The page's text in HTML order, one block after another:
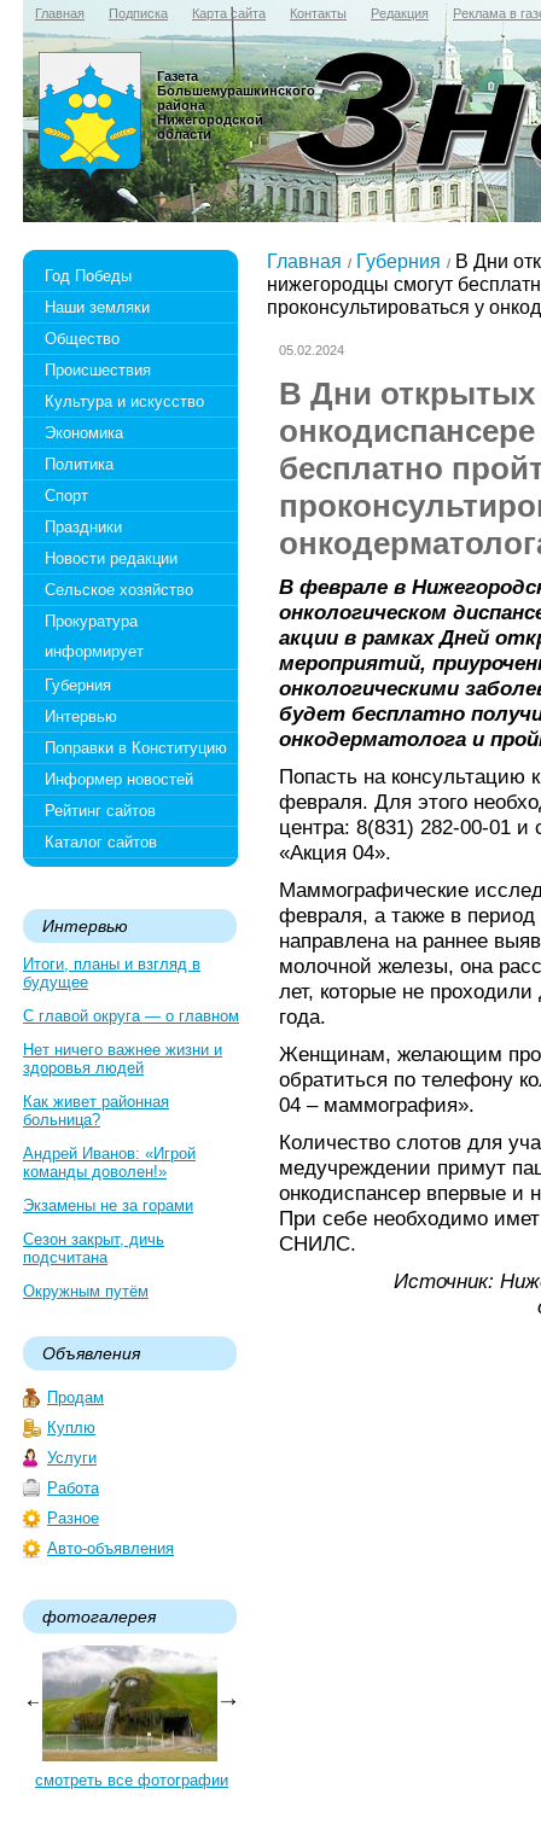
Главная Подписка Карта сайта Контакты Редакция Реклама в
Газета
Большемурашкинского
района
Нижегородской
области
Год Победы
Наши земляки
Общество
Происшествия
Культура и искусство
Экономика
Политика
Спорт
Праздники
Новости редакции
Сельское хозяйство
Прокуратура
информирует
Губерния
Интервью
Поправки в Конституцию
Информер новостей
Рейтинг сайтов
Каталог сайтов
Интервью
Итоги, планы и взгляд в
будущее
С главой округа — о главном
Нет ничего важнее жизни и
здоровья людей
Как живет районная
больница?
Андрей Иванов: «Игрой
команды доволен!»
Экзамены не за горами
Сезон закрыт, дичь
подсчитана
Окружным путём
Объявления
Продам
Куплю
Услуги
Работа
Разное
Авто-объявления
фотогалерея
смотреть все фотографии
Главная Губерния
В Дни
нижегородцы смогут
проконсультироваться у
05.02.2024
В Дни открытых
бесплатно
В феврале в
онкологическом
акции в рамках Дней
мероприятий,
онкологическими
будет бесплатно
онкодерматолога и
Попасть на консультацию
февраля. Для этого
центра: 8(831) 282-00-01 и
«Акция 04».
Маммографические
февраля, а также в
направлена на раннее
молочной железы, она
лет, которые не
года.
Женщинам, желающим
обратиться по телефону
04 – маммография».
Количество слотов для
медучреждении примут
онкодиспансер впервые и
При себе необходимо
СНИЛС.
Источник: